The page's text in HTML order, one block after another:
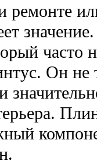
ремонте
часто
Он не